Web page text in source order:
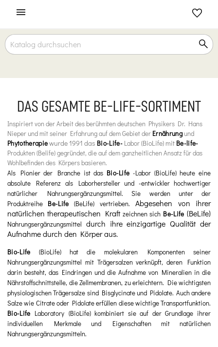

DAS GESAMTE BE-LIFE-SORTIMENT
Inspiriert von der Arbeit des berühmten deutschen Physikers Dr. Hans
Nieper und mit seiner Erfahrung auf dem Gebiet der Ernährung und
Phytotherapiewurde 1991 das Bio-Life- Labor(BioLife) mit Be-life-
Produkten(Belife) gegründet, die auf dem ganzheitlichen Ansatz für das
Wohlbefinden des Körpers basieren.
Als Pionier der Branche ist das Bio-Life -Labor (BioLife) heute eine
absolute Referenz als Laborhersteller und -entwickler hochwertiger
natürlicher Nahrungsergänzungsmittel. Sie werden unter der
Produktreihe Be-Life (BeLife) vertrieben.
Abgesehen von ihrer
natürlichen therapeutischen Kraft zeichnen sich Be-Life (BeLife)
Nahrungsergänzungsmittel durch ihre einzigartige Qualität der
Aufnahme durch den Körper aus.
Bio-Life (BioLife) hat die molekularen Komponenten seiner
Nahrungsergänzungsmittel mit Trägersalzen verknüpft, deren Funktion
darin besteht, das Eindringen und die Aufnahme von Mineralien in die
Nährstoffschnittstelle, die Zellmembranen, zu erleichtern. Die wichtigsten
physiologischen Trägersalze sind Bisglycinate und Pidolate. Auch andere
Salze wie Citrate oder Pidolate erfüllen diese wichtige Transportfunktion.
Bio-Life Laboratory (BioLife) kombiniert sie auf der Grundlage ihrer
individuellen Merkmale und Eigenschaften mit natürlichen
Nahrungsergänzungsmitteln.